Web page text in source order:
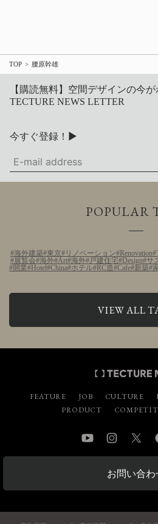
TOP 腰原幹雄
【購読無料】空間デザインの今
TECTURE NEWS LETTER
今すぐ登録！▶
POPULAR
海外建築 東京 リノベーション Renovation
展覧会 海外 Art 海外 戸建住宅 Design サ
開業
Hotel China ホテル RC造 Cafe 新築
VIEW ALL
FEATURE JOB CULTURE
PRODUCT
YouTube Instagram
お問い合わ